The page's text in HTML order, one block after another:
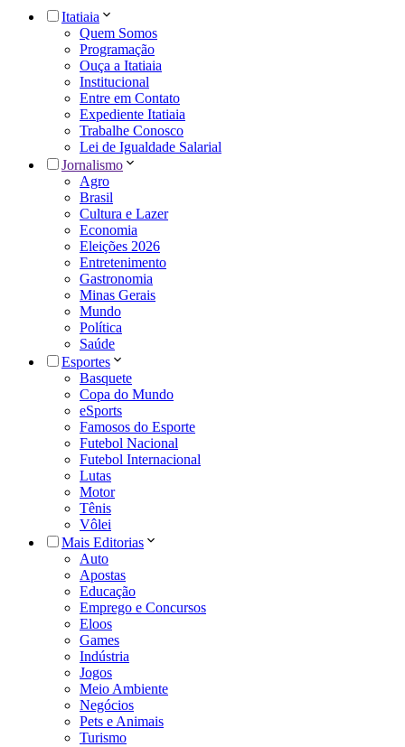
Itatiaia
Quem Somos
Programação
Ouça a Itatiaia
Institucional
Entre em Contato
Expediente Itatiaia
Trabalhe Conosco
Lei de Igualdade Salarial
Jornalismo
Agro
Brasil
Cultura e Lazer
Economia
Eleições 2026
Entretenimento
Gastronomia
Minas Gerais
Mundo
Política
Saúde
Esportes
Basquete
Copa do Mundo
eSports
Famosos do Esporte
Futebol Nacional
Futebol Internacional
Lutas
Motor
Tênis
Vôlei
Mais Editorias
Auto
Apostas
Educação
Emprego e Concursos
Eloos
Games
Indústria
Jogos
Meio Ambiente
Negócios
Pets e Animais
Turismo